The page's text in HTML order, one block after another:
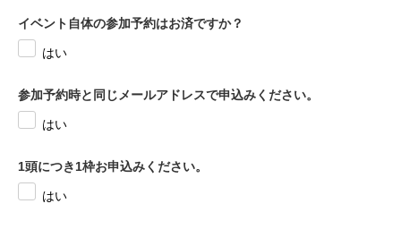
イベント自体の参加予約はお済ですか？
はい
参加予約時と同じメールアドレスで申込みください。
はい
1頭につき1枠お申込みください。
はい